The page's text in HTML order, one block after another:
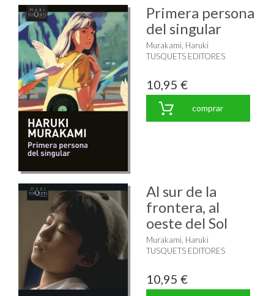
Primera persona
del singular
Murakami, Haruki
TUSQUETS EDITORES
10,95 €
comprar
Al sur de la
frontera, al
oeste del Sol
Murakami, Haruki
TUSQUETS EDITORES
10,95 €